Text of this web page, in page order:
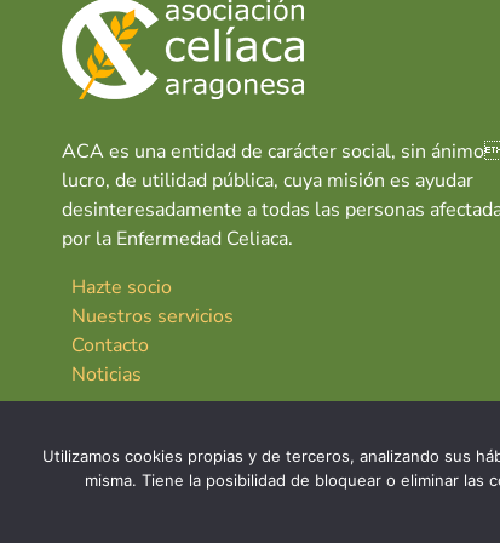
ACA es una entidad de carácter social, sin
lucro, de utilidad pública, cuya misión es ayudar
desinteresadamente a todas las personas
por la Enfermedad Celiaca.
Hazte socio
Nuestros servicios
Contacto
Noticias
Utilizamos cookies propias y de terceros, analizando sus
misma. Tiene la posibilidad de bloquear o eliminar